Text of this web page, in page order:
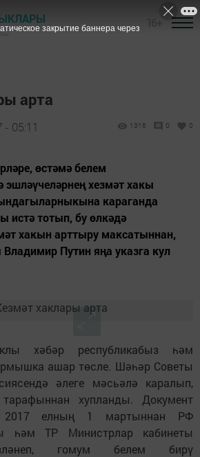
арта
05:11 1316 0 0
өстәмә белем
эшләүчеләрнең хезмәт хакы
караганда
истә тотып, бу өлкәдә
хакын арттыру максатыннан,
Путин яңа указга кул
хәбәр республикабыз һәм
ашар төсле. Шәһәр Советы
әлеге мәсьәлә каралып,
хупланды. Документ
2017 елның 1 мартыннан РФ
һәм ТР Министрлар кабинеты
гомум белем бирү
закрытие баннера через